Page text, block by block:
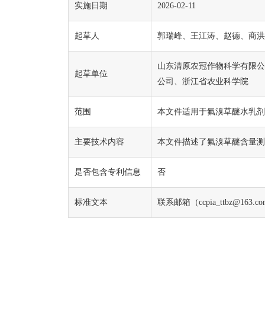
实施日期 2026-02-11
起草人 郭瑞峰、王江涛、赵德、商
起草单位
山东清原农冠作物科学有限
公司、浙江省农业科学院
范围 本文件适用于氟溴草醚水乳
主要技术内容 本文件描述了氟溴草醚含量
是否包含专利信息 否
标准文本 联系邮箱（